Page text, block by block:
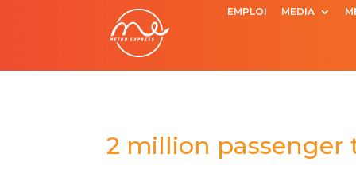
EMPLOI MEDIA
2 million passenger